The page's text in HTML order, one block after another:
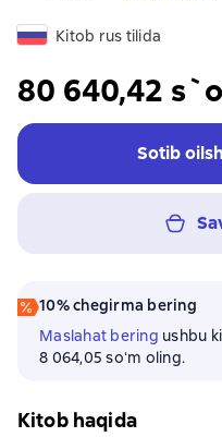
Kitob rus tilida
80 640,42
Sotib
10% chegirma bering
Maslahat bering ushbu
8 064,05 soʻm oling.
Kitob haqida